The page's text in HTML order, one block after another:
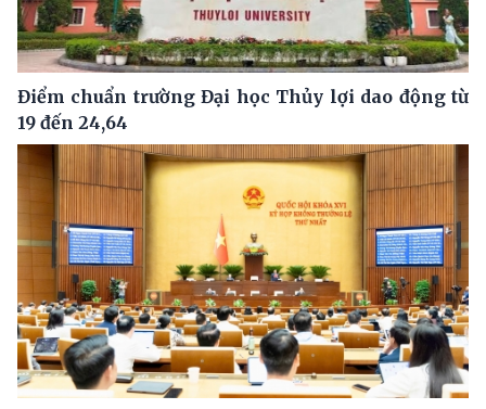
Điểm chuẩn trường Đại học Thủy lợi dao động từ
19 đến 24,64